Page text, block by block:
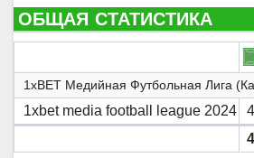
ОБЩАЯ СТАТИСТИКА
1xBET Медийная Футбольная Лига
1xbet media football league 2024 4
4